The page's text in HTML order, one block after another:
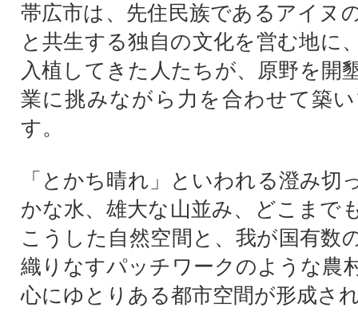
帯広市は、先住民族であるアイヌ
と共生する独自の文化を営む地に
入植してきた人たちが、原野を開
業に挑みながら力を合わせて築
す。
「とかち晴れ」といわれる澄み切
かな水、雄大な山並み、どこまで
こうした自然空間と、我が国有数
織りなすパッチワークのような農
心にゆとりある都市空間が形成さ